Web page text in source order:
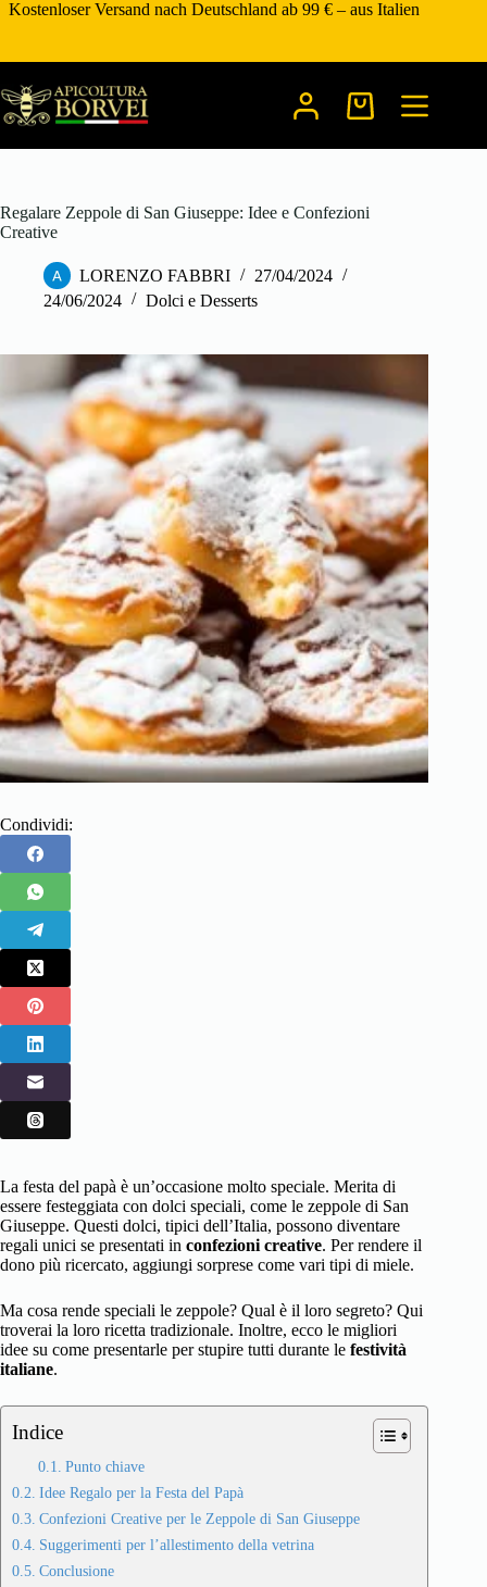
Zum
Kostenloser Versand nach Deutschland ab 99 € – aus Italien
Warenkorb
Regalare Zeppole di San Giuseppe: Idee e Confezioni
Creative
LORENZO FABBRI
27/04/2024
24/06/2024
Dolci e Desserts
Condividi:
La festa del papà è un’occasione molto speciale. Merita di
essere festeggiata con dolci speciali, come le zeppole di San
Giuseppe. Questi dolci, tipici dell’Italia, possono diventare
regali unici se presentati in confezioni creative. Per rendere il
dono più ricercato, aggiungi sorprese come vari tipi di miele.
Ma cosa rende speciali le zeppole? Qual è il loro segreto? Qui
troverai la loro ricetta tradizionale. Inoltre, ecco le migliori
idee su come presentarle per stupire tutti durante le festività
italiane.
Indice
Punto chiave
Idee Regalo per la Festa del Papà
Confezioni Creative per le Zeppole di San Giuseppe
Suggerimenti per l’allestimento della vetrina
Conclusione